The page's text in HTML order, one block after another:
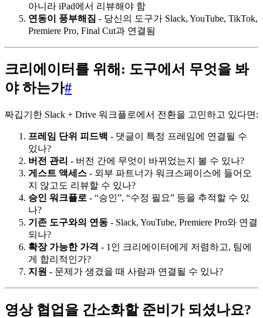
아니라 iPad에서 리뷰해야 함
연동이 풍부해짐 - 당신의 도구가 Slack, YouTube, TikTok,
Premiere Pro, Final Cut과 연결됨
크리에이터를 위해: 도구에서 무엇을 봐
야 하는가#
짜깁기한 Slack + Drive 워크플로에서 전환을 고민하고 있다면:
프레임 단위 피드백 - 댓글이 특정 프레임에 연결될 수
있나?
버전 관리 - 버전 간에 무엇이 바뀌었는지 볼 수 있나?
게스트 액세스 - 외부 파트너가 워크스페이스에 들어오
지 않고도 리뷰할 수 있나?
승인 워크플로 - “승인”, “수정 필요” 등을 추적할 수 있
나?
기존 도구와의 연동 - Slack, YouTube, Premiere Pro와 연결
되나?
확장 가능한 가격 - 1인 크리에이터에게 저렴하고, 팀에
게 합리적인가?
지원 - 문제가 생겼을 때 사람과 연결될 수 있나?
영상 협업을 간소화할 준비가 되셨나요?